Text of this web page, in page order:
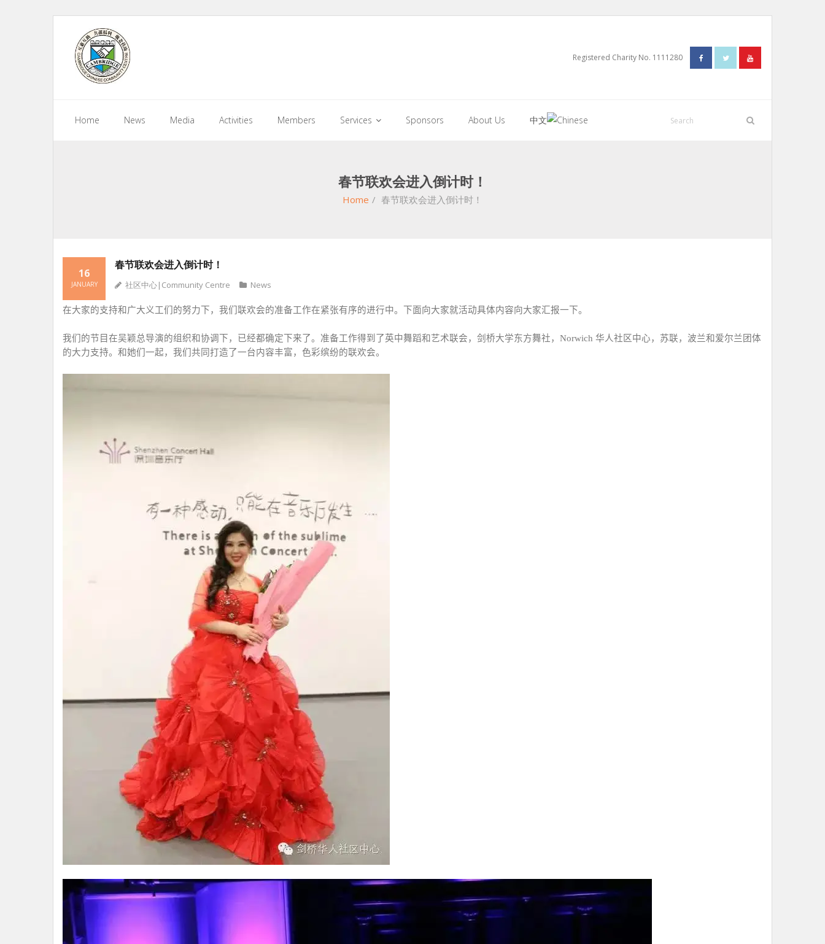
content
Registered Charity No. 1111280
Home News Media Activities Members Services Sponsors About Us 中文
春节联欢会进入倒计时！
Home / 春节联欢会进入倒计时！
春节联欢会进入倒计时！
16
JANUARY 社区中心|Community Centre News
在大家的支持和广大义工们的努力下，我们联欢会的准备工作在紧张有序的进行中。下面向大家就活动具体内容向大家汇报一下。
我们的节目在吴颖总导演的组织和协调下，已经都确定下来了。准备工作得到了英中舞蹈和艺术联会，剑桥大学东方舞社， Norwich 华人社区中心，苏联，波兰和爱尔兰团体
的大力支持。和她们 一起， 我们共同打造了一台内容丰富，色彩缤纷的联欢会。